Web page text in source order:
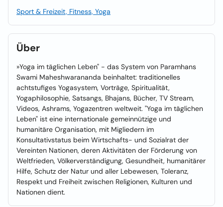
Sport & Freizeit, Fitness, Yoga
Über
»Yoga im täglichen Leben" - das System von Paramhans
Swami Maheshwarananda beinhaltet: traditionelles
achtstufiges Yogasystem, Vorträge, Spiritualität,
Yogaphilosophie, Satsangs, Bhajans, Bücher, TV Stream,
Videos, Ashrams, Yogazentren weltweit. "Yoga im täglichen
Leben" ist eine internationale gemeinnützige und
humanitäre Organisation, mit Migliedern im
Konsultativstatus beim Wirtschafts- und Sozialrat der
Vereinten Nationen, deren Aktivitäten der Förderung von
Weltfrieden, Völkerverständigung, Gesundheit, humanitärer
Hilfe, Schutz der Natur und aller Lebewesen, Toleranz,
Respekt und Freiheit zwischen Religionen, Kulturen und
Nationen dient.